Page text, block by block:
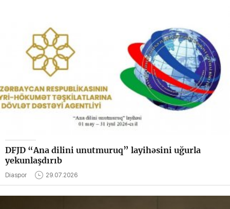
DFJD “Ana dilini unutmuruq” layihəsini uğurla
yekunlaşdırıb
Diaspor 29.07.2026